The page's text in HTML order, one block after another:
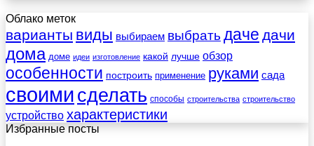
Облако меток
варианты виды выбираем выбрать даче дачи
дома доме идеи изготовление какой лучше обзор
особенности построить применение руками сада
своими сделать способы строительства строительство
устройство характеристики
Избранные посты